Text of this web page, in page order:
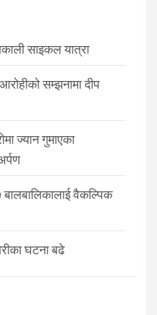
साइकल यात्रा
सम्झनामा दीप
ज्यान गुमाएका
वैकल्पिक
घटना बढे